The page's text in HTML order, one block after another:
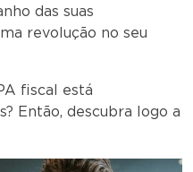
das suas
revolução no seu
fiscal está
Então, descubra logo a